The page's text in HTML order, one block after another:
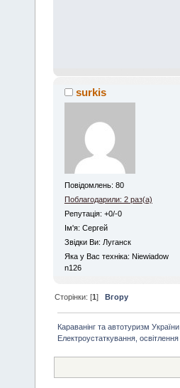
surkis
Повідомлень: 80
Поблагодарили: 2 раз(а)
Репутація: +0/-0
Iм'я: Сергей
Звідки Ви: Луганск
Яка у Вас техніка: Niewiadow
n126
Сторінки: [1]Вгору
Караванінг та автотуризм України
Електроустаткування, освітлення